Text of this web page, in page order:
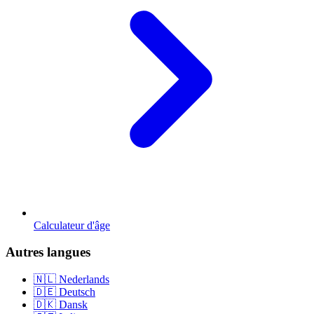
Calculateur d'âge
Autres langues
🇳🇱 Nederlands
🇩🇪 Deutsch
🇩🇰 Dansk